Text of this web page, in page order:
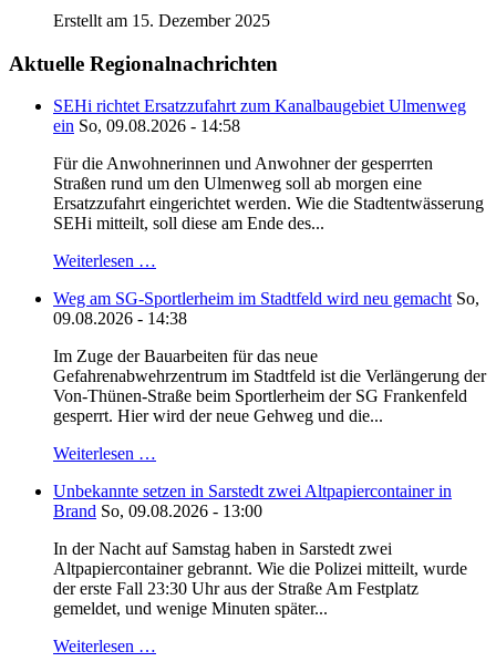
Erstellt am 15. Dezember 2025
Aktuelle Regionalnachrichten
SEHi richtet Ersatzzufahrt zum Kanalbaugebiet Ulmenweg
ein So, 09.08.2026 - 14:58
Für die Anwohnerinnen und Anwohner der gesperrten
Straßen rund um den Ulmenweg soll ab morgen eine
Ersatzzufahrt eingerichtet werden. Wie die Stadtentwässerung
SEHi mitteilt, soll diese am Ende des...
Weiterlesen …
Weg am SG-Sportlerheim im Stadtfeld wird neu gemacht So,
09.08.2026 - 14:38
Im Zuge der Bauarbeiten für das neue
Gefahrenabwehrzentrum im Stadtfeld ist die Verlängerung der
Von-Thünen-Straße beim Sportlerheim der SG Frankenfeld
gesperrt. Hier wird der neue Gehweg und die...
Weiterlesen …
Unbekannte setzen in Sarstedt zwei Altpapiercontainer in
Brand So, 09.08.2026 - 13:00
In der Nacht auf Samstag haben in Sarstedt zwei
Altpapiercontainer gebrannt. Wie die Polizei mitteilt, wurde
der erste Fall 23:30 Uhr aus der Straße Am Festplatz
gemeldet, und wenige Minuten später...
Weiterlesen …